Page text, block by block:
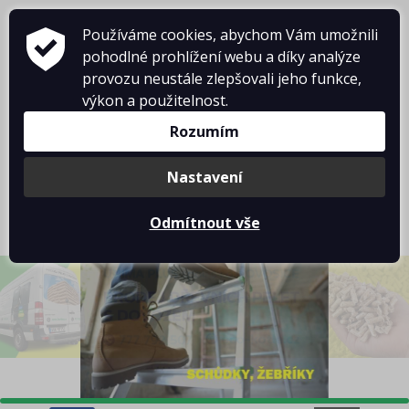
Košík je prázdný
Používáme cookies, abychom Vám umožnili
pohodlné prohlížení webu a díky analýze
provozu neustále zlepšovali jeho funkce,
výkon a použitelnost.
Rozumím
Nastavení
Odmítnout vše